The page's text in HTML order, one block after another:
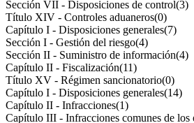
Sección VII - Disposiciones de control(3)
Título XIV - Controles aduaneros(0)
Capítulo I - Disposiciones generales(7)
Sección I - Gestión del riesgo(4)
Sección II - Suministro de información(4)
Capítulo II - Fiscalización(11)
Título XV - Régimen sancionatorio(0)
Capítulo I - Disposiciones generales(14)
Capítulo II - Infracciones(1)
Capítulo III - Infracciones comunes de los